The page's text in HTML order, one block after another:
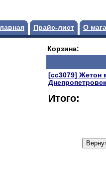
Прайс-лист О
Корзина:
[сс3079] Жетон
Итого: